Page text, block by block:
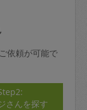
依頼が可能で
さんを探す